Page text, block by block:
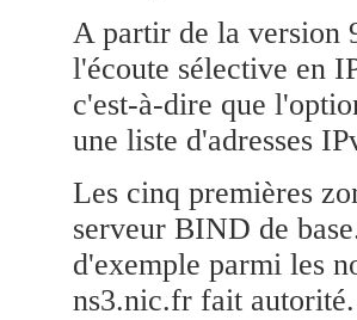
A partir de la version
l'écoute sélective en
c'est-à-dire que
une liste d'adresses
Les cinq premières
serveur BIND de
d'exemple parmi les
ns3.nic.fr fait autorité.